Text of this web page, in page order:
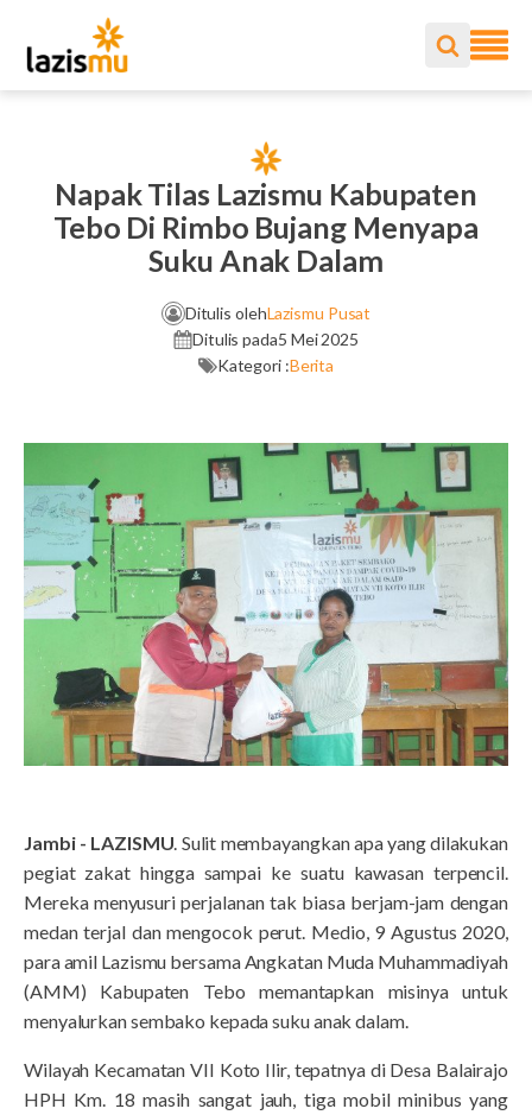
Napak Tilas Lazismu Kabupaten
Tebo Di Rimbo Bujang Menyapa
Suku Anak Dalam
Ditulis olehLazismu Pusat
Ditulis pada5 Mei 2025
Kategori :Berita
Jambi - LAZISMU. Sulit membayangkan apa yang dilakukan
pegiat zakat hingga sampai ke suatu kawasan terpencil.
Mereka menyusuri perjalanan tak biasa berjam-jam dengan
medan terjal dan mengocok perut. Medio, 9 Agustus 2020,
para amil Lazismu bersama Angkatan Muda Muhammadiyah
(AMM) Kabupaten Tebo memantapkan misinya untuk
menyalurkan sembako kepada suku anak dalam.
Wilayah Kecamatan VII Koto Ilir, tepatnya di Desa Balairajo
HPH Km. 18 masih sangat jauh, tiga mobil minibus yang